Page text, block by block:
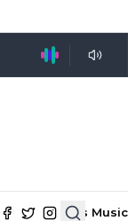
& Bisnis Music